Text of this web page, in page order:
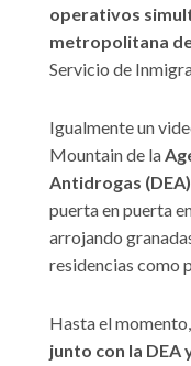
operativos
metropolitana
Servicio de
Igualmente un
Mountain de la
Antidrogas (DEA)
puerta en puerta
arrojando
residencias como
Hasta el
junto con la DEA